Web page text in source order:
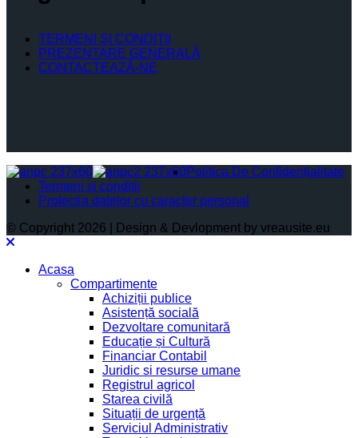
TERMENI ŞI CONDIŢII
PREZENTARE GENERALĂ
CONTACTEAZĂ-NE
Politica De Confidențialitate
Termeni și condiții
Protectia datelor cu caracter personal
© Copyright 2026 | Design & Devlopment by vreausite.eu
Acasa
Compartimente
Achiziții publice
Asistență socială
Dezvoltare comunitară
Educație și Cultură
Financiar Contabil
Juridic si resurse umane
Registrul agricol
Starea civilă
Situații de urgență
Serviciul Administrativ